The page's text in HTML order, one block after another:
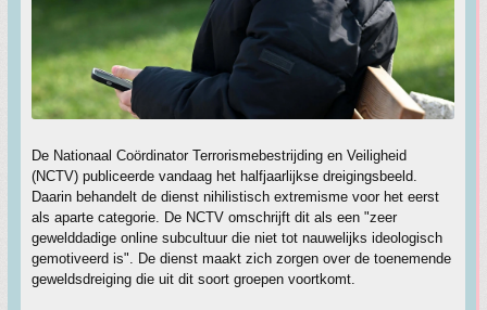
De Nationaal Coördinator Terrorismebestrijding en Veiligheid
(NCTV) publiceerde vandaag het halfjaarlijkse dreigingsbeeld.
Daarin behandelt de dienst nihilistisch extremisme voor het eerst
als aparte categorie. De NCTV omschrijft dit als een "zeer
gewelddadige online subcultuur die niet tot nauwelijks ideologisch
gemotiveerd is". De dienst maakt zich zorgen over de toenemende
geweldsdreiging die uit dit soort groepen voortkomt.